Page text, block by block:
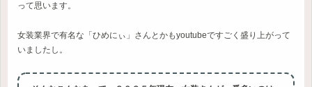
って思います。
女装業界で有名な「ひめにぃ」さんとかもyoutubeですごく盛り上がって
いましたし。